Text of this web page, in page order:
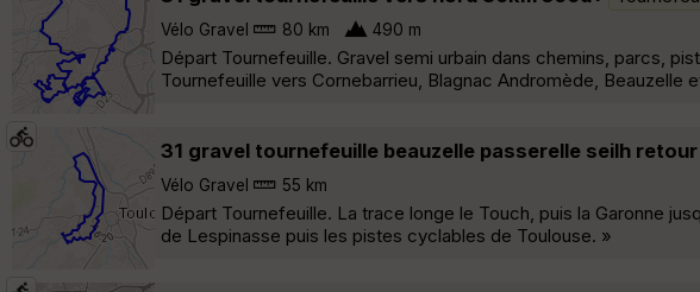
Vélo Gravel 80 km 490 m
Départ Tournefeuille. Gravel semi urbain dans chemins, parcs,
Tournefeuille vers Cornebarrieu, Blagnac Andromède, Beauzelle
31 gravel tournefeuille beauzelle passerelle seilh
Vélo Gravel 55 km
Départ Tournefeuille. La trace longe le Touch, puis la Garonne
de Lespinasse puis les pistes cyclables de Toulouse. »